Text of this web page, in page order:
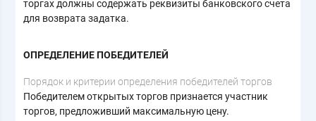
торгах должны содержать реквизиты банковского счета
для возврата задатка.
ОПРЕДЕЛЕНИЕ ПОБЕДИТЕЛЕЙ
Порядок и критерии определения победителей торгов
Победителем открытых торгов признается участник
торгов, предложивший максимальную цену.